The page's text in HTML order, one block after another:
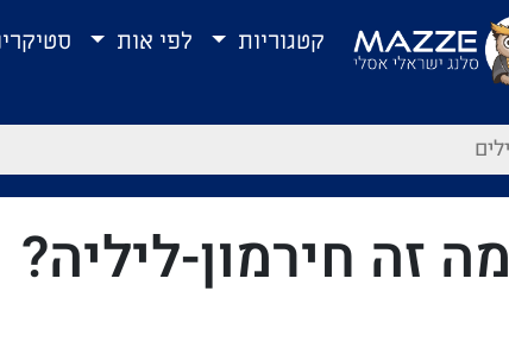
קטגוריות לפי אות
מה זה חירמון-ליליה?